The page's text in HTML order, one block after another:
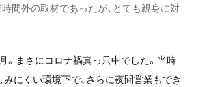
間外の取材であったが、とても親身に対
。まさにコロナ禍真っ只中でした。当時
にくい環境下で、さらに夜間営業もでき